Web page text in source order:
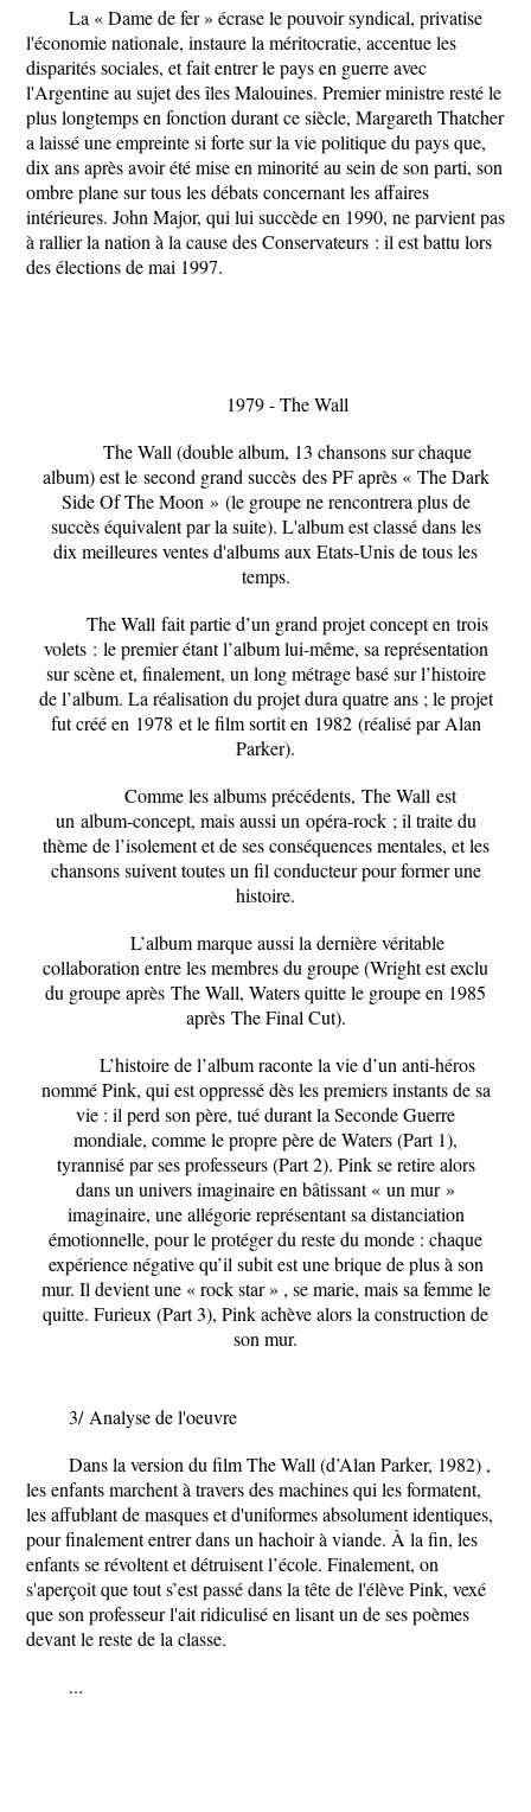
La « Dame de fer » écrase le pouvoir syndical, privatise
l'économie nationale, instaure la méritocratie, accentue les
disparités sociales, et fait entrer le pays en guerre avec
l'Argentine au sujet des îles Malouines. Premier ministre resté le
plus longtemps en fonction durant ce siècle, Margareth Thatcher
a laissé une empreinte si forte sur la vie politique du pays que,
dix ans après avoir été mise en minorité au sein de son parti, son
ombre plane sur tous les débats concernant les affaires
intérieures. John Major, qui lui succède en 1990, ne parvient pas
à rallier la nation à la cause des Conservateurs : il est battu lors
des élections de mai 1997.
1979 - The Wall
The Wall (double album, 13 chansons sur chaque
album) est lesecond grand succèsdes PF après « The Dark
Side Of The Moon » (le groupe ne rencontrera plus de
succès équivalent par la suite). L'album est classé dans les
dix meilleures ventes d'albums aux Etats-Unis de tous les
temps.
The Wall fait partie d’un grand projet concept en trois
volets : le premier étant l’album lui-même, sa représentation
sur scène et, finalement, un long métrage basé sur l’histoire
de l’album. La réalisation du projet dura quatre ans ; le projet
fut créé en 1978 et le film sortit en 1982(réalisé par Alan
Parker).
Comme les albums précédents, The Wall est
un album-concept, mais aussi un opéra-rock; il traite du
thème de l’isolement et de ses conséquences mentales, et les
chansons suivent toutes un fil conducteur pour former une
histoire.
L’album marque aussi la dernière véritable
collaboration entre les membres du groupe (Wright est exclu
du groupe après The Wall, Waters quitte le groupe en 1985
aprèsThe Final Cut).
L’histoire de l’album raconte la vie d’un anti-héros
nommé Pink, qui est oppressé dès les premiers instants de sa
vie : il perd son père, tué durant la Seconde Guerre
mondiale, comme le propre père de Waters (Part 1),
tyrannisé par ses professeurs (Part 2). Pink se retire alors
dans un univers imaginaire en bâtissant « un mur »
imaginaire, une allégorie représentant sa distanciation
émotionnelle, pour le protéger du reste du monde : chaque
expérience négative qu’il subit est une brique de plus à son
mur. Il devient une « rock star » , se marie, mais sa femme le
quitte. Furieux (Part 3), Pink achève alors la construction de
son mur.
3/Analyse de l'oeuvre
Dans la version du film The Wall (d’Alan Parker, 1982) ,
les enfants marchent à travers des machines qui les formatent,
les affublant de masques et d'uniformes absolument identiques,
pour finalement entrer dans un hachoir à viande. À la fin, les
enfants se révoltent et détruisent l’école. Finalement, on
s'aperçoit que tout s’est passé dans la tête de l'élève Pink, vexé
que son professeur l'ait ridiculisé en lisant un de ses poèmes
devant le reste de la classe.
...